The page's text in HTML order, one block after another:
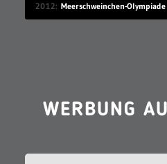
2012 Meerschweinchen-Olympiade
WERBUNG